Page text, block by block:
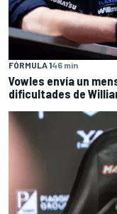
FÓRMULA 146 min
Vowles envía un
dificultades de